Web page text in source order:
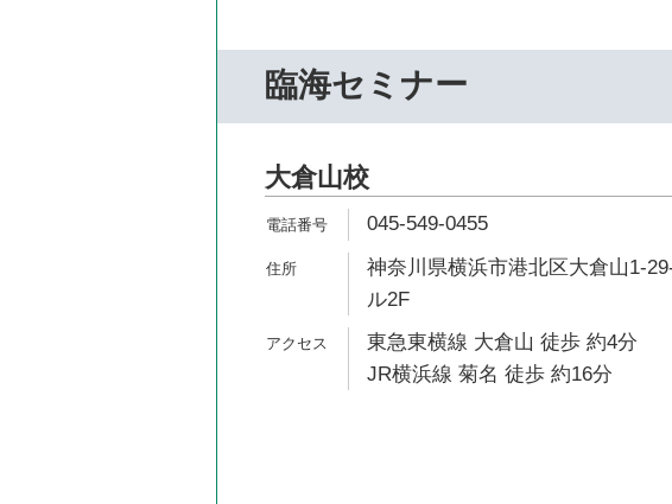
臨海セミナー
大倉山校
045-549-0455
神奈川県横浜市港北区大倉山1-
ル2F
東急東横線 大倉山 徒歩 約4分
JR横浜線 菊名 徒歩 約16分